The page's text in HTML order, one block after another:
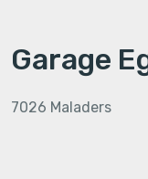
Garage
7026 Maladers